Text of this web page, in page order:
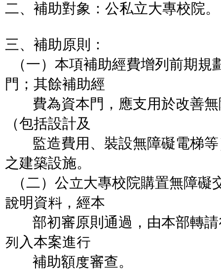
二、補助對象：公私立大專校院。
三、補助原則：
（一）本項補助經費增列前期規
門；其餘補助經
費為資本門，應支用於改善無
（包括設計及
監造費用、裝設無障礙電梯等
之建築設施。
（二）公立大專校院購置無障礙
說明資料，經本
部初審原則通過，由本部轉請
列入本案進行
補助額度審查。